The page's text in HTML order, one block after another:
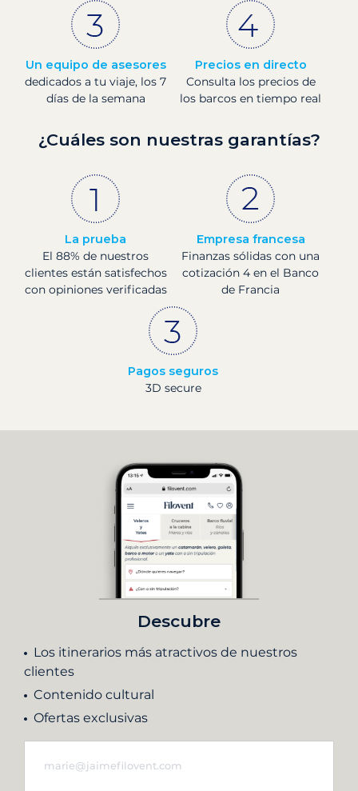
Un equipo de asesores
dedicados a tu viaje, los 7
días de la semana
Precios en directo
Consulta los precios de
los barcos en tiempo real
¿Cuáles son nuestras garantías?
La prueba
El 88% de nuestros
clientes están satisfechos
con opiniones verificadas
Empresa francesa
Finanzas sólidas con una
cotización 4 en el Banco
de Francia
Pagos seguros
3D secure
Descubre
Los itinerarios más atractivos de nuestros
clientes
Contenido cultural
Ofertas exclusivas